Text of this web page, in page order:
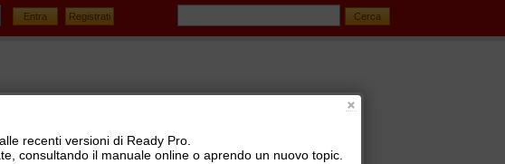
>Distinte di spedizione vettori (BRT, SDA, TNT, UPS, GLS, ...)
recenti versioni di Ready Pro.
consultando il manuale online o aprendo un nuovo topic.